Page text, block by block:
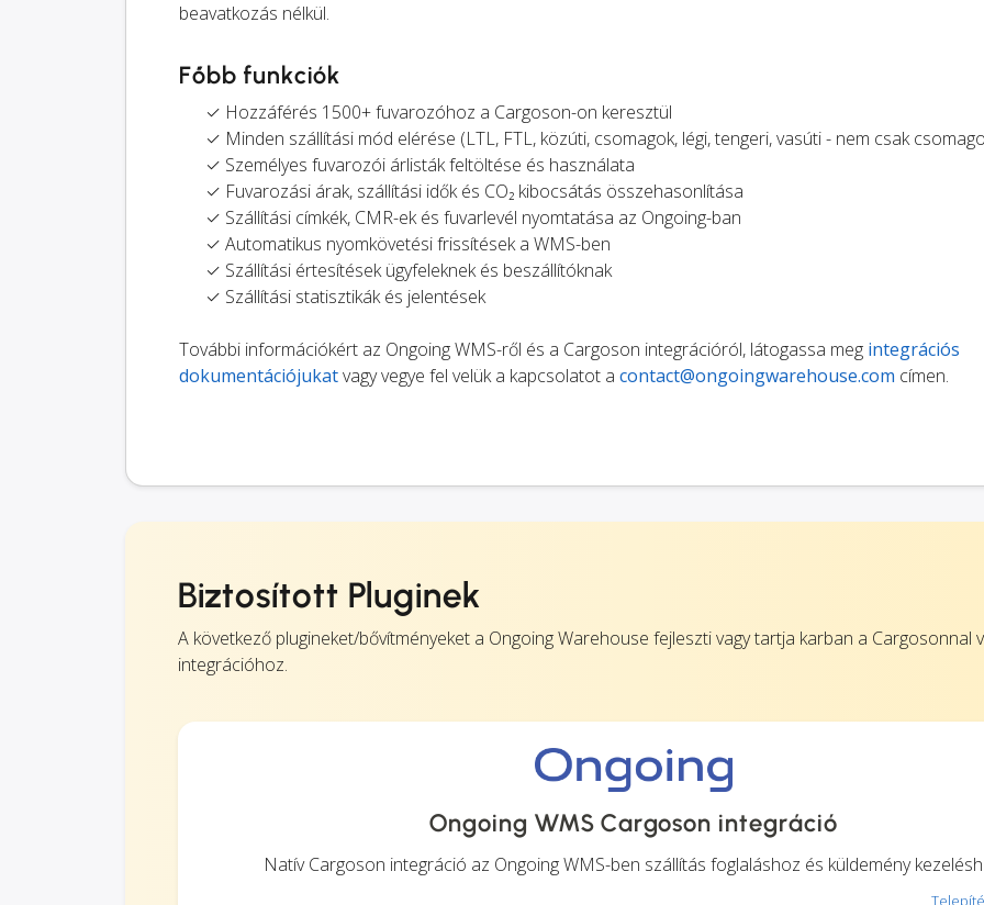
beavatkozás nélkül.
Főbb funkciók
✓ Hozzáférés 1500+ fuvarozóhoz a Cargoson-on keresztül
✓ Minden szállítási mód elérése (LTL, FTL, közúti, csomagok, légi, tengeri, vasúti - nem csak
✓ Személyes fuvarozói árlisták feltöltése és használata
✓ Fuvarozási árak, szállítási idők és CO₂ kibocsátás összehasonlítása
✓ Szállítási címkék, CMR-ek és fuvarlevél nyomtatása az Ongoing-ban
✓ Automatikus nyomkövetési frissítések a WMS-ben
✓ Szállítási értesítések ügyfeleknek és beszállítóknak
✓ Szállítási statisztikák és jelentések
További információkért az Ongoing WMS-ről és a Cargoson integrációról, látogassa meg integrációs
dokumentációjukatvagy vegye fel velük a kapcsolatot a contact@ongoingwarehouse.com címen.
Biztosított Pluginek
A következő plugineket/bővítményeket a Ongoing Warehouse fejleszti vagy tartja karban a Cargosonnal
integrációhoz.
Ongoing WMS Cargoson integráció
Natív Cargoson integráció az Ongoing WMS-ben szállítás foglaláshoz és küldemény